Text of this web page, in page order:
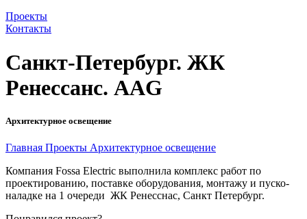
Проекты
Контакты
Санкт-Петербург. ЖК
Ренессанс. AAG
Архитектурное освещение
Главная Проекты Архитектурное освещение
Компания Fossa Electric выполнила комплекс работ по
проектированию, поставке оборудования, монтажу и пуско-
наладке на 1 очереди ЖК Ренесснас, Санкт Петербург.